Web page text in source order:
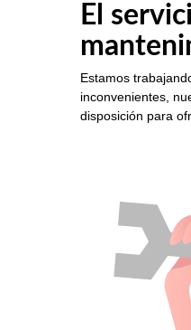
El
Estamos
inconvenientes,
disposición para